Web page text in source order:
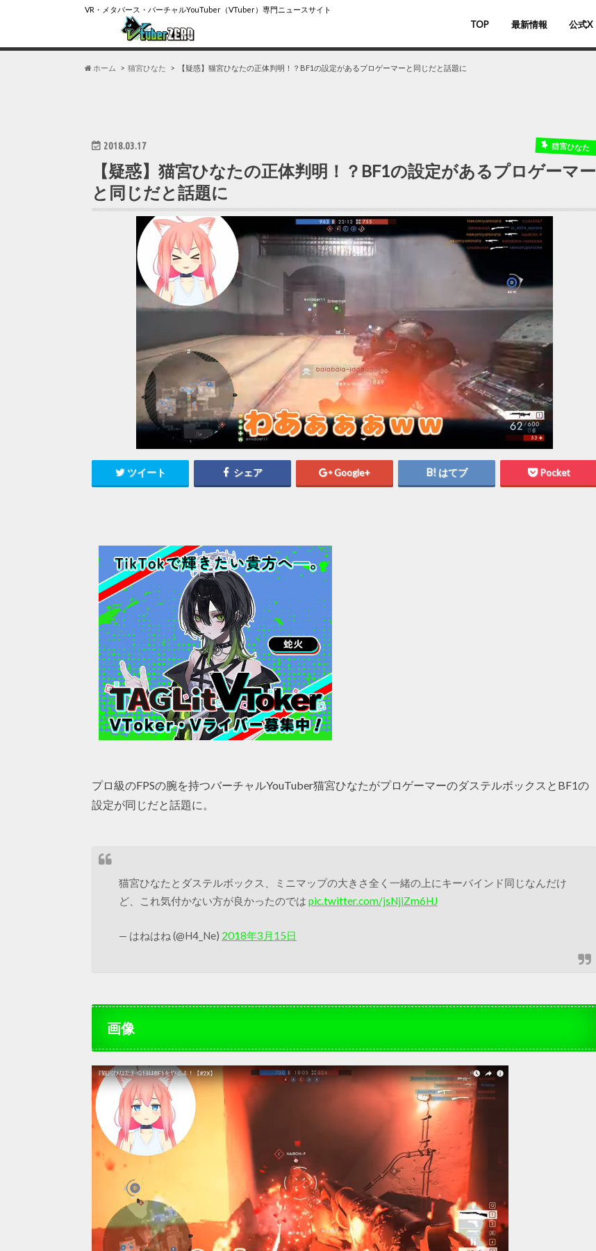
VR・メタバース・バーチャルYouTuber（VTuber）専門ニュースサイト
TOP 最新情報 公式X
ホーム 猫宮ひなた 【疑惑】猫宮ひなたの正体判明！？BF1の設定があるプロゲーマーと同じだと話題に
2018.03.17 猫宮ひなた
【疑惑】猫宮ひなたの正体判明！？BF1の設定があるプロゲーマー
と同じだと話題に
ツイート シェア Google+ はてブ Pocket
プロ級のFPSの腕を持つバーチャルYouTuber猫宮ひなたがプロゲーマーのダステルボックスとBF1の
設定が同じだと話題に。
猫宮ひなたとダステルボックス、ミニマップの大きさ全く一緒の上にキーバインド同じなんだけ
ど、これ気付かない方が良かったのでは pic.twitter.com/jsNjiZm6HJ
— はねはね (@H4_Ne) 2018年3月15日
画像